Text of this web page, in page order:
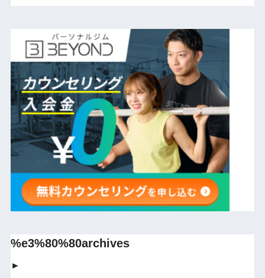
%e3%80%80archives
►